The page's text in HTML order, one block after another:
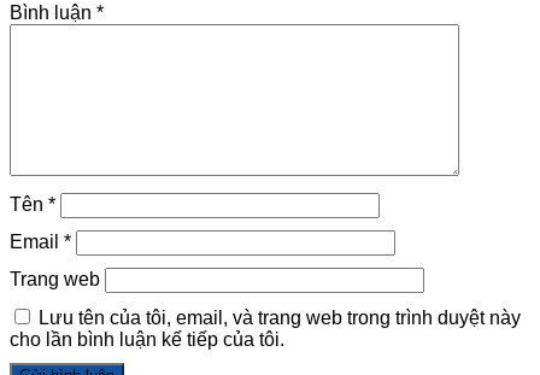
Bình luận *
Tên *
Email *
Trang web
Lưu tên của tôi, email, và trang web trong trình duyệt này
cho lần bình luận kế tiếp của tôi.